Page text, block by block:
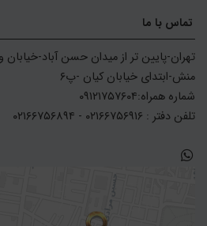
تماس با ما
تلفن دفتر : ۰۲۱۶۶۷۵۶۹۱۶ - ۰۲۱۶۶۷۵۶۸۹۴